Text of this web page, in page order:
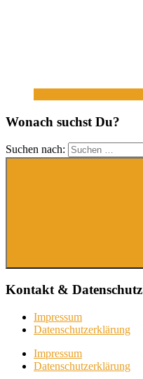
Wonach suchst Du?
Suchen nach:
Kontakt & Datenschutz
Impressum
Datenschutzerklärung
Impressum
Datenschutzerklärung